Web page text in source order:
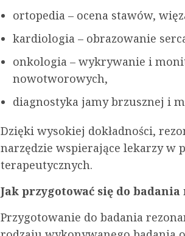
ortopedia – ocena stawów,
kardiologia – obrazowanie
onkologia – wykrywanie i
nowotworowych,
diagnostyka jamy brzusznej i
Dzięki wysokiej dokładności,
narzędzie wspierające lekarzy w
terapeutycznych.
Jak przygotować się do
Przygotowanie do badania